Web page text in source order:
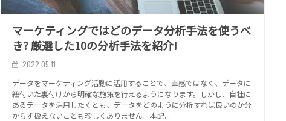
マーケティングではどのデータ分析手法を使うべ
き? 厳選した10の分析手法を紹介!
2022.05.11
データをマーケティング活動に活用することで、直感ではなく、データに
紐付いた裏付けから明確な施策を行えるようになります。しかし、自社に
あるデータを活用したくとも、データをどのように分析すれば良いのか分
からず扱えないことも珍しくありません。本記...